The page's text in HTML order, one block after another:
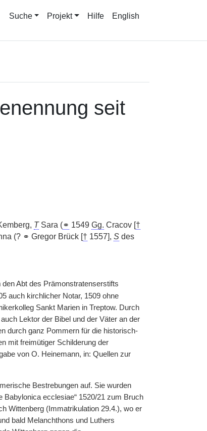
Suche Projekt Hilfe English
seit
TSara (⚭ 1549 Gg. Cracov [†
(? ⚭ Gregor Brück [† 1557], Sdes
Abt des Prämonstratenserstifts
auch kirchlicher Notar, 1509 ohne
Sankt Marien in Treptow. Durch
Lektor der Bibel und der Väter an der
durch ganz Pommern für die historisch-
mit freimütiger Schilderung der
von O. Heinemann, in: Quellen zur
Bestrebungen auf. Sie wurden
Babylonica ecclesiae“ 1520/21 zum Bruch
Wittenberg (Immatrikulation 29.4.), wo er
bald Melanchthons und Luthers